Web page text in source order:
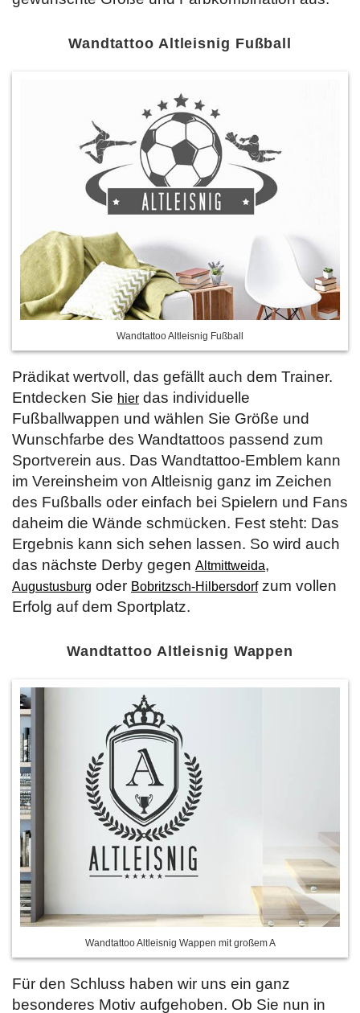
Wandtattoo Altleisnig Fußball
Wandtattoo Altleisnig Fußball
Prädikat wertvoll, das gefällt auch dem Trainer.
Entdecken Sie hier das individuelle
Fußballwappen und wählen Sie Größe und
Wunschfarbe des Wandtattoos passend zum
Sportverein aus. Das Wandtattoo-Emblem kann
im Vereinsheim von Altleisnig ganz im Zeichen
des Fußballs oder einfach bei Spielern und Fans
daheim die Wände schmücken. Fest steht: Das
Ergebnis kann sich sehen lassen. So wird auch
das nächste Derby gegen Altmittweida,
Augustusburg oder Bobritzsch-Hilbersdorfzum vollen
Erfolg auf dem Sportplatz.
Wandtattoo Altleisnig Wappen
Wandtattoo Altleisnig Wappen mit großem A
Für den Schluss haben wir uns ein ganz
besonderes Motiv aufgehoben. Ob Sie nun in